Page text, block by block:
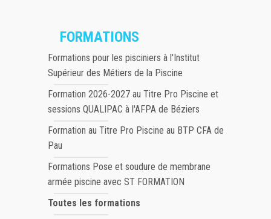
FORMATIONS
Formations pour les pisciniers à l'Institut
Supérieur des Métiers de la Piscine
Formation 2026-2027 au Titre Pro Piscine et
sessions QUALIPAC à l'AFPA de Béziers
Formation au Titre Pro Piscine au BTP CFA de
Pau
Formations Pose et soudure de membrane
armée piscine avec ST FORMATION
Toutes les formations